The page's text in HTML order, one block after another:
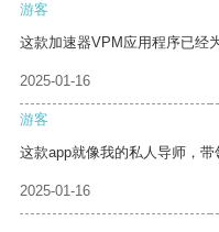
游客
这款加速器VPM应用程序已经
2025-01-16
游客
这款app就像我的私人导师，带
2025-01-16